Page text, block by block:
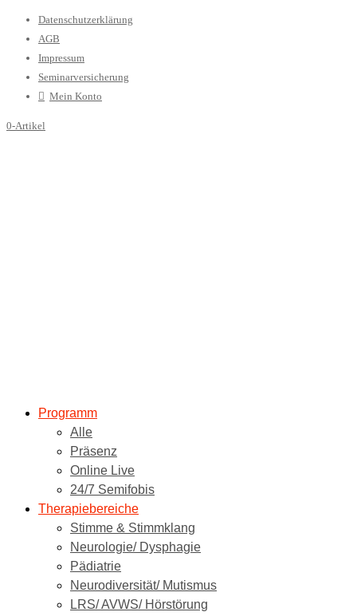
Datenschutzerklärung
AGB
Impressum
Seminarversicherung
Mein Konto
0-Artikel
Programm
Alle
Präsenz
Online Live
24/7 Semifobis
Therapiebereiche
Stimme & Stimmklang
Neurologie/ Dysphagie
Pädiatrie
Neurodiversität/ Mutismus
LRS/ AVWS/ Hörstörung